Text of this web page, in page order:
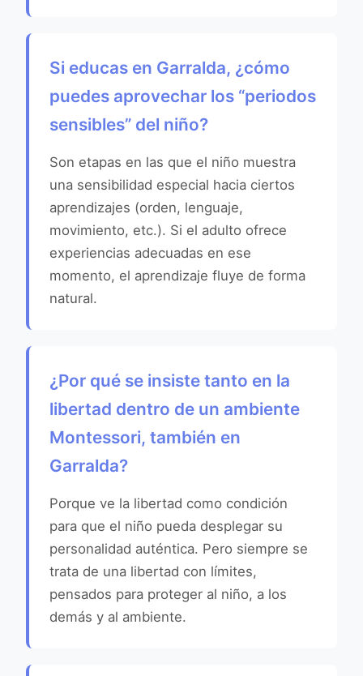
Si educas en Garralda, ¿cómo
puedes aprovechar los “periodos
sensibles” del niño?
Son etapas en las que el niño muestra
una sensibilidad especial hacia ciertos
aprendizajes (orden, lenguaje,
movimiento, etc.). Si el adulto ofrece
experiencias adecuadas en ese
momento, el aprendizaje fluye de forma
natural.
¿Por qué se insiste tanto en la
libertad dentro de un ambiente
Montessori, también en
Garralda?
Porque ve la libertad como condición
para que el niño pueda desplegar su
personalidad auténtica. Pero siempre se
trata de una libertad con límites,
pensados para proteger al niño, a los
demás y al ambiente.